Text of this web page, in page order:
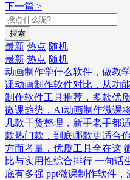
下一篇 >
搜索
最新 热点 随机
最新 热点 随机
动画制作学什么软件，做教
课动画制作软件对比，从功
制作软件工具推荐，多款优
微课趋势，AI动画制作微课
几款干货整理，新手老手都
款热门款，到底哪款更适合
方面考量，优质工具全在这
比与实用性综合排行 一句话
底有多强 ppt微课制作软件